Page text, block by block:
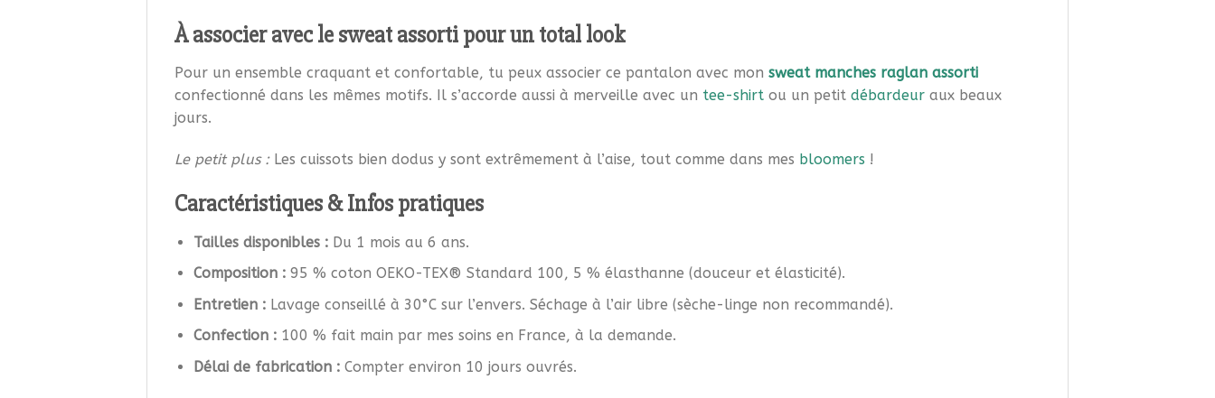
À associer avec le sweat assorti pour un total look
Pour un ensemble craquant et confortable, tu peux associer ce pantalon avec mon sweat manches raglan assorti
confectionné dans les mêmes motifs. Il s’accorde aussi à merveille avec un tee-shirt ou un petit débardeur aux beaux
jours.
Le petit plus :Les cuissots bien dodus y sont extrêmement à l’aise, tout comme dans mes bloomers !
Caractéristiques & Infos pratiques
Tailles disponibles :Du 1 mois au 6 ans.
Composition :95 % coton OEKO-TEX® Standard 100, 5 % élasthanne (douceur et élasticité).
Entretien :Lavage conseillé à 30°C sur l’envers. Séchage à l’air libre (sèche-linge non recommandé).
Confection :100 % fait main par mes soins en France, à la demande.
Délai de fabrication :Compter environ 10 jours ouvrés.